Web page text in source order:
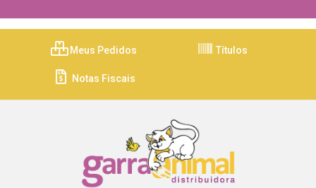
Meus Pedidos Títulos
Notas Fiscais